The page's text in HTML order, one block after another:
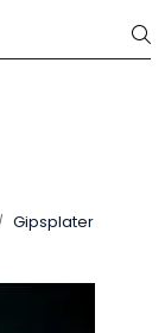
side for mer
Gipsplater